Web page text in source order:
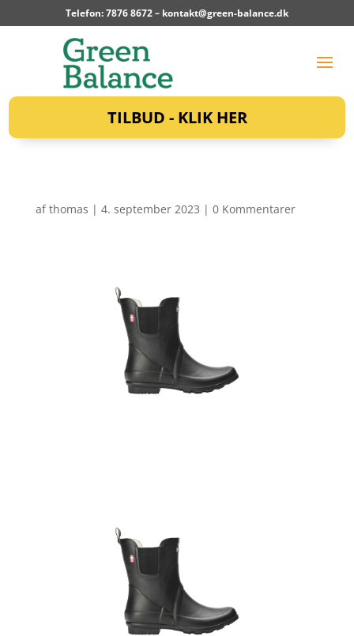
Telefon: 7876 8672 – kontakt@green-balance.dk
TILBUD - KLIK HER
afthomas | 4. september 2023 | 0 Kommentarer